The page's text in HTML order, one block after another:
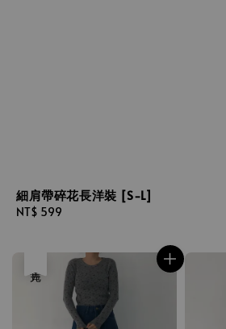
細肩帶碎花長洋裝 [S-L]
Regular
NT$ 599